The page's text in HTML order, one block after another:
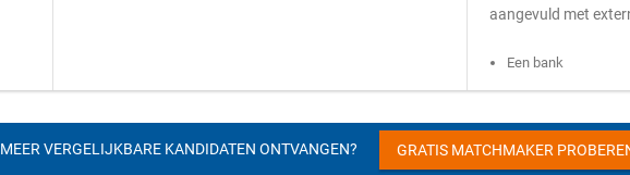
aangevuld met
Een bank
MEER VERGELIJKBARE KANDIDATEN ONTVANGEN? GRATIS MATCHMAKER